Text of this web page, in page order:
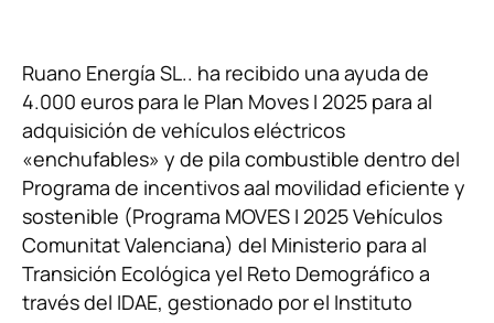
Política de Calidad
Instalaciones y equipamiento
Contacto
Ruano Energía SL.. ha recibido una ayuda de
4.000 euros para le Plan Moves I 2025 para al
adquisición de vehículos eléctricos
«enchufables» y de pila combustible dentro del
Programa de incentivos aal movilidad eficiente y
sostenible (Programa MOVES I 2025 Vehículos
Comunitat Valenciana) del Ministerio para al
Transición Ecológica yel Reto Demográfico a
través del IDAE, gestionado por el Instituto